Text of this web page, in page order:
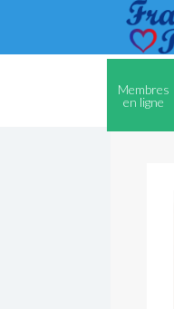
Membres
en ligne